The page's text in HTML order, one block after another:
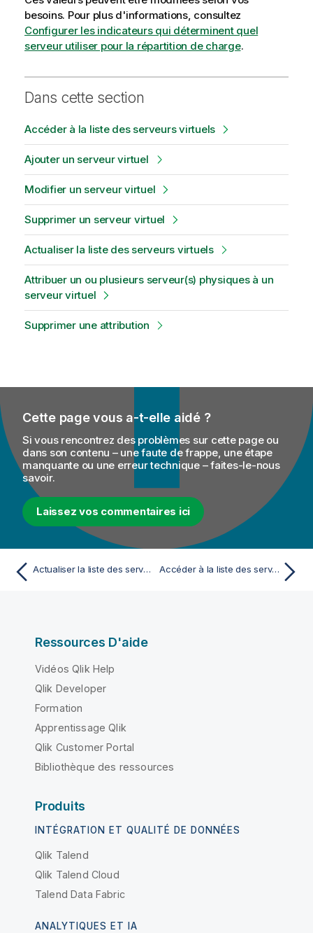
besoins. Pour plus d'informations, consultez
Configurer les indicateurs qui déterminent quel
serveur utiliser pour la répartition de charge.
Dans cette section
Accéder à la liste des serveurs virtuels
Ajouter un serveur virtuel
Modifier un serveur virtuel
Supprimer un serveur virtuel
Actualiser la liste des serveurs virtuels
Attribuer un ou plusieurs serveur(s) physiques à un
serveur virtuel
Supprimer une attribution
Cette page vous a-t-elle aidé ?
Si vous rencontrez des problèmes sur cette page ou
dans son contenu – une faute de frappe, une étape
manquante ou une erreur technique – faites-le-nous
savoir.
Laissez vos commentaires ici
Actualiser la liste des serveurs d'exécution Accéder à la liste des serveurs virtuels
Ressources D'aide
Vidéos Qlik Help
Qlik Developer
Formation
Apprentissage Qlik
Qlik Customer Portal
Bibliothèque des ressources
Produits
INTÉGRATION ET QUALITÉ DE DONNÉES
Qlik Talend
Qlik Talend Cloud
Talend Data Fabric
ANALYTIQUES ET IA